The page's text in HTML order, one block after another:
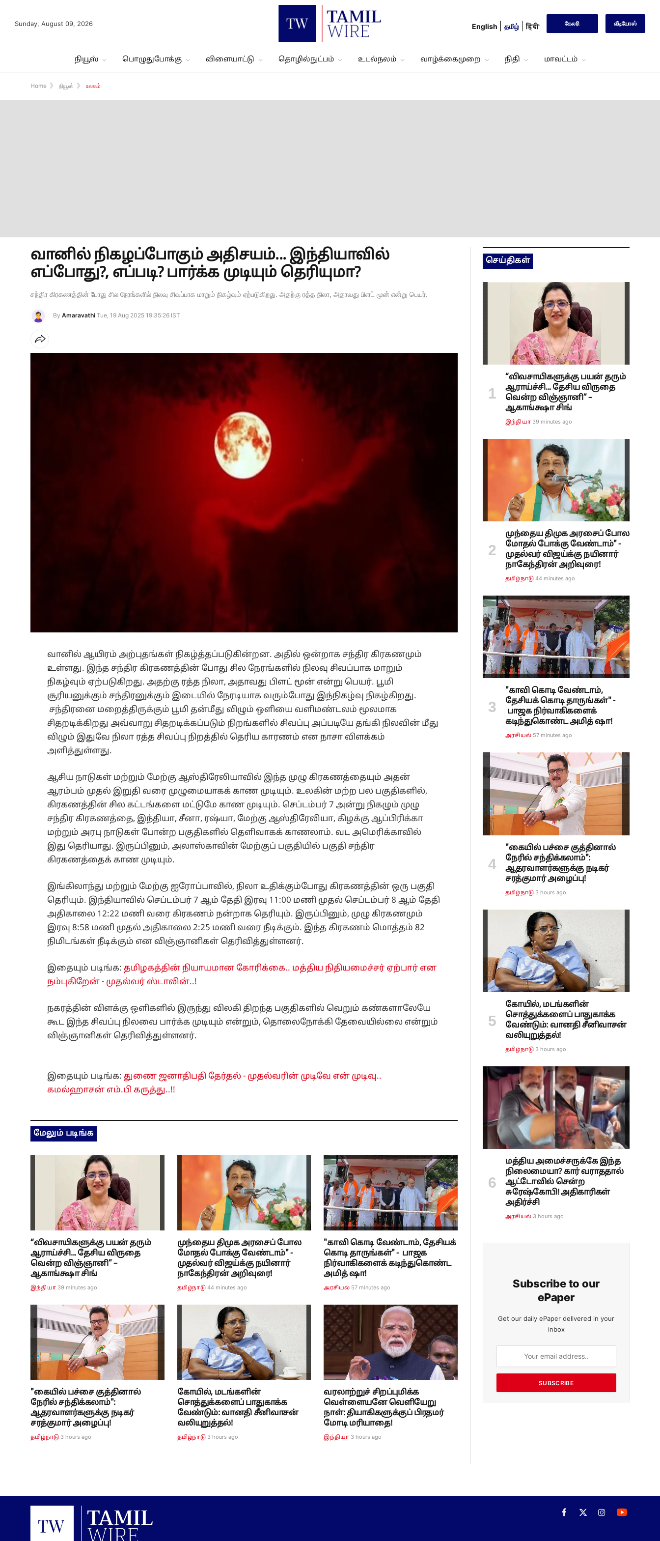
Sunday, August 09, 2026 English தமிழ் हिंदी கேலரி வீடியோஸ்
நியூஸ் பொழுதுபோக்கு விளையாட்டு தொழில்நுட்பம் உடல்நலம் வாழ்க்கைமுறை நிதி மாவட்டம்
Home 》 நியூஸ் 》 உலகம்
வானில் நிகழப்போகும் அதிசயம்... இந்தியாவில்
எப்போது?, எப்படி? பார்க்க முடியும் தெரியுமா?
சந்திர கிரகணத்தின் போது சில நேரங்களில் நிலவு சிவப்பாக மாறும் நிகழ்வும் ஏற்படுகிறது. அதற்கு ரத்த நிலா, அதாவது பிளட் மூன் என்று பெயர்.
By Amaravathi Tue, 19 Aug 2025 19:35:26 IST
வானில் ஆயிரம் அற்புதங்கள் நிகழ்த்தப்படுகின்றன. அதில் ஒன்றாக சந்திர கிரகணமும்
உள்ளது. இந்த சந்திர கிரகணத்தின் போது சில நேரங்களில் நிலவு சிவப்பாக மாறும்
நிகழ்வும் ஏற்படுகிறது. அதற்கு ரத்த நிலா, அதாவது பிளட் மூன் என்று பெயர். பூமி
சூரியனுக்கும் சந்திரனுக்கும் இடையில் நேரடியாக வரும்போது இந்நிகழ்வு நிகழ்கிறது.
சந்திரனை மறைத்திருக்கும் பூமி தன்மீது விழும் ஒளியை வளிமண்டலம் மூலமாக
சிதறடிக்கிறது அவ்வாறு சிதறடிக்கப்படும் நிறங்களில் சிவப்பு அப்படியே தங்கி நிலவின் மீது
விழும் இதுவே நிலா ரத்த சிவப்பு நிறத்தில் தெரிய காரணம் என நாசா விளக்கம்
அளித்துள்ளது.
ஆசிய நாடுகள் மற்றும் மேற்கு ஆஸ்திரேலியாவில் இந்த முழு கிரகணத்தையும் அதன்
ஆரம்பம் முதல் இறுதி வரை முழுமையாகக் காண முடியும். உலகின் மற்ற பல பகுதிகளில்,
கிரகணத்தின் சில கட்டங்களை மட்டுமே காண முடியும். செப்டம்பர் 7 அன்று நிகழும் முழு
சந்திர கிரகணத்தை, இந்தியா, சீனா, ரஷ்யா, மேற்கு ஆஸ்திரேலியா, கிழக்கு ஆப்பிரிக்கா
மற்றும் அரபு நாடுகள் போன்ற பகுதிகளில் தெளிவாகக் காணலாம். வட அமெரிக்காவில்
இது தெரியாது. இருப்பினும், அலாஸ்காவின் மேற்குப் பகுதியில் பகுதி சந்திர
கிரகணத்தைக் காண முடியும்.
இங்கிலாந்து மற்றும் மேற்கு ஐரோப்பாவில், நிலா உதிக்கும்போது கிரகணத்தின் ஒரு பகுதி
தெரியும். இந்தியாவில் செப்டம்பர் 7 ஆம் தேதி இரவு 11:00 மணி முதல் செப்டம்பர் 8 ஆம் தேதி
அதிகாலை 12:22 மணி வரை கிரகணம் நன்றாக தெரியும். இருப்பினும், முழு கிரகணமும்
இரவு 8:58 மணி முதல் அதிகாலை 2:25 மணி வரை நீடிக்கும். இந்த கிரகணம் மொத்தம் 82
நிமிடங்கள் நீடிக்கும் என விஞ்ஞானிகள் தெரிவித்துள்ளனர்.
இதையும் படிங்க:தமிழகத்தின் நியாயமான கோரிக்கை.. மத்திய நிதியமைச்சர் ஏற்பார் என
நம்புகிறேன் - முதல்வர் ஸ்டாலின்..!
நகரத்தின் விளக்கு ஒளிகளில் இருந்து விலகி திறந்த பகுதிகளில் வெறும் கண்களாலேயே
கூட இந்த சிவப்பு நிலவை பார்க்க முடியும் என்றும், தொலைநோக்கி தேவையில்லை என்றும்
விஞ்ஞானிகள் தெரிவித்துள்ளனர்.
இதையும் படிங்க:துணை ஜனாதிபதி தேர்தல் - முதல்வரின் முடிவே என் முடிவு..
கமல்ஹாசன் எம்.பி கருத்து..!!
மேலும் படிங்க
“விவசாயிகளுக்கு பயன் தரும்
ஆராய்ச்சி... தேசிய விருதை
வென்ற விஞ்ஞானி” –
ஆகாங்க்ஷா சிங்
இந்தியா 39 minutes ago
முந்தைய திமுக அரசைப் போல
மோதல் போக்கு வேண்டாம்" -
முதல்வர் விஜய்க்கு நயினார்
நாகேந்திரன் அறிவுரை!
தமிழ்நாடு 44 minutes ago
"காவி கொடி வேண்டாம், தேசியக்
கொடி தாருங்கள்" - பாஜக
நிர்வாகிகளைக் கடிந்துகொண்ட
அமித் ஷா!
அரசியல் 57 minutes ago
"கையில் பச்சை குத்தினால்
நேரில் சந்திக்கலாம்":
ஆதரவாளர்களுக்கு நடிகர்
சரத்குமார் அழைப்பு!
தமிழ்நாடு 3 hours ago
கோயில், மடங்களின்
சொத்துக்களைப் பாதுகாக்க
வேண்டும்: வானதி சீனிவாசன்
வலியுறுத்தல்!
தமிழ்நாடு 3 hours ago
வரலாற்றுச் சிறப்புமிக்க
வெள்ளையனே வெளியேறு
நாள்: தியாகிகளுக்குப் பிரதமர்
மோடி மரியாதை!
இந்தியா 3 hours ago
செய்திகள்
“விவசாயிகளுக்கு பயன் தரும்
ஆராய்ச்சி... தேசிய விருதை
வென்ற விஞ்ஞானி” –
ஆகாங்க்ஷா சிங்
இந்தியா 39 minutes ago
முந்தைய திமுக அரசைப் போல
மோதல் போக்கு வேண்டாம்" -
முதல்வர் விஜய்க்கு நயினார்
நாகேந்திரன் அறிவுரை!
தமிழ்நாடு 44 minutes ago
"காவி கொடி வேண்டாம்,
தேசியக் கொடி தாருங்கள்" -
பாஜக நிர்வாகிகளைக்
கடிந்துகொண்ட அமித் ஷா!
அரசியல் 57 minutes ago
"கையில் பச்சை குத்தினால்
நேரில் சந்திக்கலாம்":
ஆதரவாளர்களுக்கு நடிகர்
சரத்குமார் அழைப்பு!
தமிழ்நாடு 3 hours ago
கோயில், மடங்களின்
சொத்துக்களைப் பாதுகாக்க
வேண்டும்: வானதி சீனிவாசன்
வலியுறுத்தல்!
தமிழ்நாடு 3 hours ago
மத்திய அமைச்சருக்கே இந்த
நிலைமையா? கார் வராததால்
ஆட்டோவில் சென்ற
சுரேஷ்கோபி! அதிகாரிகள்
அதிர்ச்சி
அரசியல் 3 hours ago
Subscribe to our
ePaper
Get our daily ePaper delivered in your
inbox
SUBSCRIBE
Facebook
X
Instagram